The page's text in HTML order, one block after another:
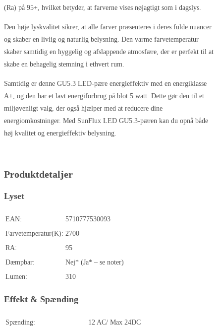
(Ra) på 95+, hvilket betyder, at farverne vises nøjagtigt som i dagslys.
Den høje lyskvalitet sikrer, at alle farver præsenteres i deres fulde nuancer
og skaber en livlig og naturlig belysning. Den varme farvetemperatur
skaber samtidig en hyggelig og afslappende atmosfære, der er perfekt til at
skabe en behagelig stemning i ethvert rum.
Samtidig er denne GU5.3 LED-pære energieffektiv med en energiklasse
A+, og den har et lavt energiforbrug på blot 5 watt. Dette gør den til et
miljøvenligt valg, der også hjælper med at reducere dine
energiomkostninger. Med SunFlux LED GU5.3-pæren kan du opnå både
høj kvalitet og energieffektiv belysning.
Produktdetaljer
Lyset
EAN:
5710777530093
Farvetemperatur(K): 2700
RA:
95
Dæmpbar:
Nej* (Ja* – se noter)
Lumen:
310
Effekt & Spænding
Spænding: 12 AC/ Max 24DC